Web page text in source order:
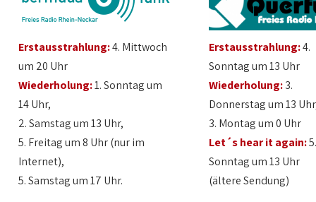
Erstausstrahlung:4. Mittwoch
um 20 Uhr
Wiederholung:1. Sonntag um
14 Uhr,
2. Samstag um 13 Uhr,
5. Freitag um 8 Uhr (nur im
Internet),
5. Samstag um 17 Uhr.
Erstausstrahlung:4.
Sonntag um 13 Uhr
Wiederholung:3.
Donnerstag um 13
3. Montag um 0 Uhr
Let´s hear it again:
Sonntag um 13 Uhr
(ältere Sendung)
1:00
2:00
3:00
5:00